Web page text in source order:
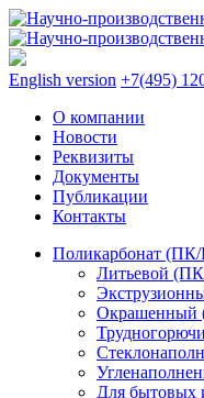
English version +7(495)
О компании
Новости
Реквизиты
Документы
Публикации
Контакты
Поликарбонат (ПК/
Литьевой
Окрашенный
Для бытовых